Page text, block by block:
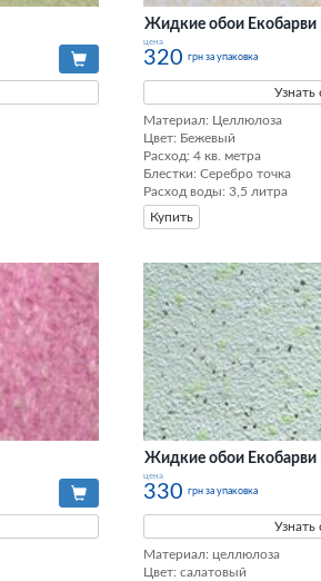
Жидкие обои Екобарви
цена
320 грн за упаковка
Узнать
Материал: Целлюлоза
Цвет: Бежевый
Расход: 4 кв. метра
Блестки: Серебро точка
Расход воды: 3,5 литра
Купить
Жидкие обои Екобарви
цена
330 грн за упаковка
Узнать
Материал: целлюлоза
Цвет: салатовый